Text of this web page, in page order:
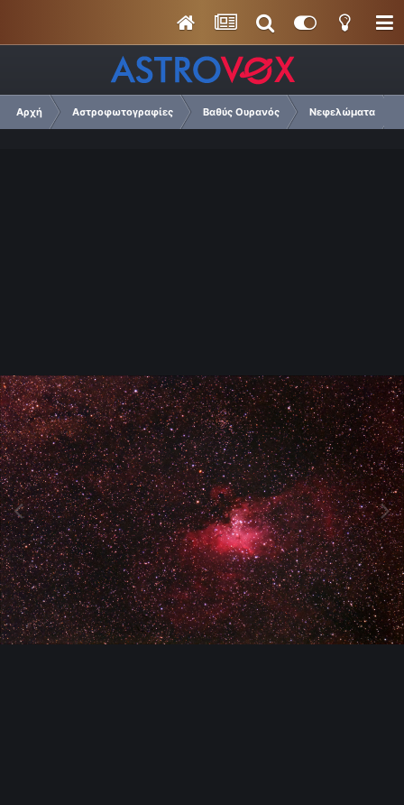
Αρχή Αστροφωτογραφίες Βαθύς Ουρανός Νεφελώματα